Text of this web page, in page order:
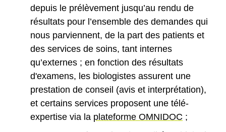
depuis le prélèvement jusqu’au rendu de
résultats pour l’ensemble des demandes qui
nous parviennent, de la part des patients et
des services de soins, tant internes
qu’externes ; en fonction des résultats
d'examens, les biologistes assurent une
prestation de conseil (avis et interprétation),
et certains services proposent une télé-
expertise via la plateforme OMNIDOC ;